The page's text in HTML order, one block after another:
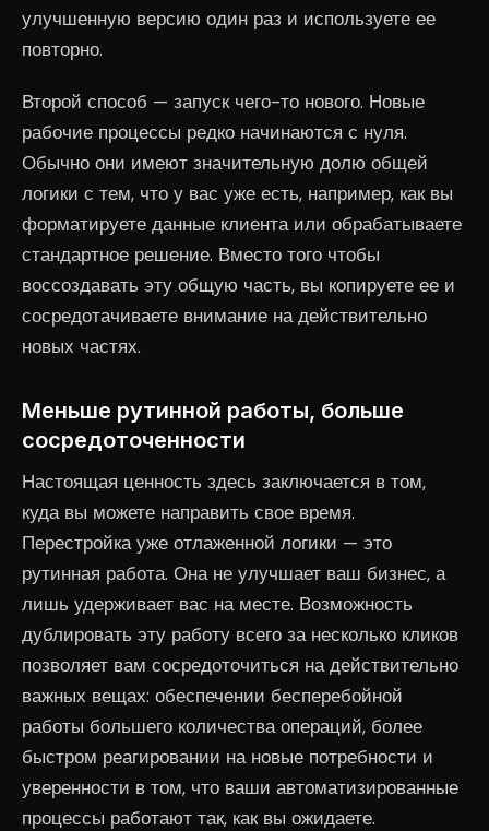
улучшенную версию один раз и используете ее
повторно.
Второй способ — запуск чего-то нового. Новые
рабочие процессы редко начинаются с нуля.
Обычно они имеют значительную долю общей
логики с тем, что у вас уже есть, например, как вы
форматируете данные клиента или обрабатываете
стандартное решение. Вместо того чтобы
воссоздавать эту общую часть, вы копируете ее и
сосредотачиваете внимание на действительно
новых частях.
Меньше рутинной работы, больше
сосредоточенности
Настоящая ценность здесь заключается в том,
куда вы можете направить свое время.
Перестройка уже отлаженной логики — это
рутинная работа. Она не улучшает ваш бизнес, а
лишь удерживает вас на месте. Возможность
дублировать эту работу всего за несколько кликов
позволяет вам сосредоточиться на действительно
важных вещах: обеспечении бесперебойной
работы большего количества операций, более
быстром реагировании на новые потребности и
уверенности в том, что ваши автоматизированные
процессы работают так, как вы ожидаете.